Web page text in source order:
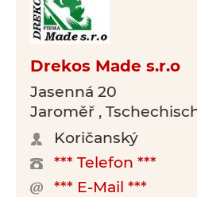
Drekos Made s.r.o
Jasenná 20
Jaroměř ,
Koričanský
*** Telefon ***
*** E-Mail ***